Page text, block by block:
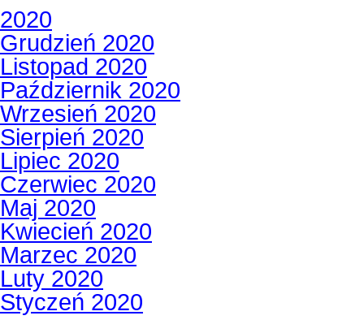
2020
Grudzień 2020
Listopad 2020
Październik 2020
Wrzesień 2020
Sierpień 2020
Lipiec 2020
Czerwiec 2020
Maj 2020
Kwiecień 2020
Marzec 2020
Luty 2020
Styczeń 2020